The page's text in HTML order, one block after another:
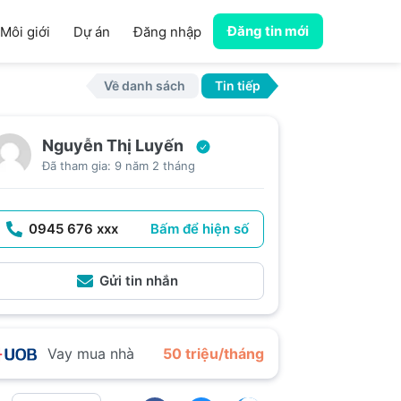
Môi giới Dự án Đăng nhập Đăng tin mới
Về danh sách Tin tiếp
Nguyễn Thị Luyến
Đã tham gia: 9 năm 2 tháng
0945 676 xxx Bấm để hiện số
Gửi tin nhắn
Vay mua nhà 50 triệu/tháng